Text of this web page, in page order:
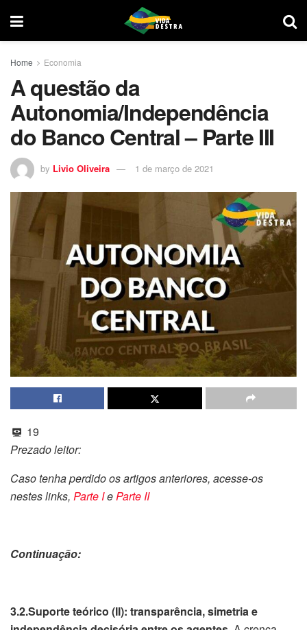
Home Economia
A questão da
Autonomia/Independência
do Banco Central – Parte III
by Livio Oliveira 1 de março de 2021
19
Prezado leitor:
Caso tenha perdido os artigos anteriores, acesse-os
nestes links, Parte IeParte II
Continuação:
3.2.Suporte teórico (II): transparência, simetria e